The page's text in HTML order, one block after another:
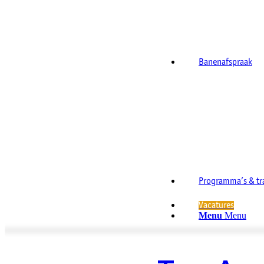
Banenafspraak
Programma’s &
Vacatures
Menu Menu